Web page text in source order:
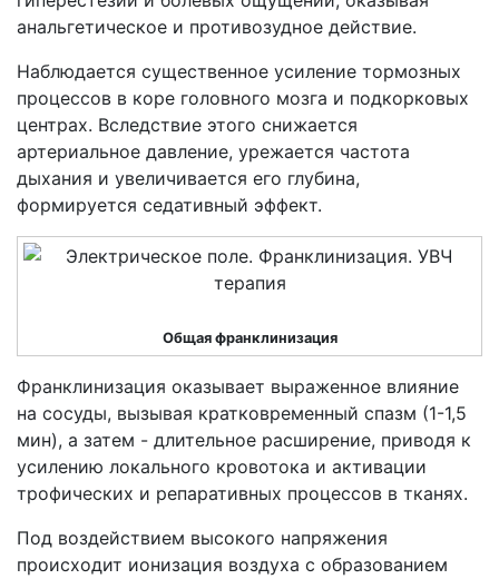
анальгетическое и противозудное действие.
Наблюдается существенное усиление тормозных
процессов в коре головного мозга и подкорковых
центрах. Вследствие этого снижается
артериальное давление, урежается частота
дыхания и увеличивается его глубина,
формируется седативный эффект.
Общая франклинизация
Франклинизация оказывает выраженное влияние
на сосуды, вызывая кратковременный спазм (1-1,5
мин), а затем - длительное расширение, приводя к
усилению локального кровотока и активации
трофических и репаративных процессов в тканях.
Под воздействием высокого напряжения
происходит ионизация воздуха с образованием